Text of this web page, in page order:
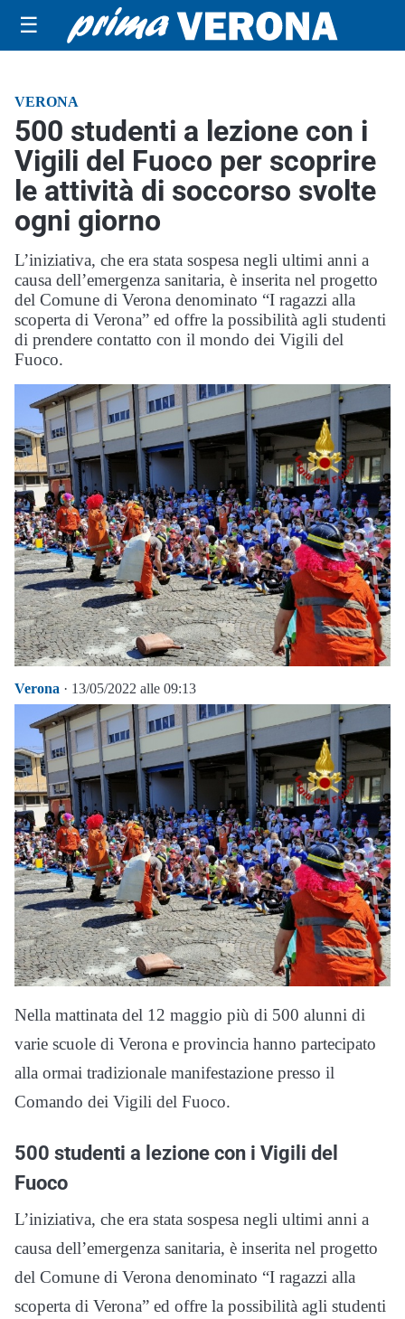
☰
VERONA
500 studenti a lezione con i
Vigili del Fuoco per scoprire
le attività di soccorso svolte
ogni giorno
L’iniziativa, che era stata sospesa negli ultimi anni a
causa dell’emergenza sanitaria, è inserita nel progetto
del Comune di Verona denominato “I ragazzi alla
scoperta di Verona” ed offre la possibilità agli studenti
di prendere contatto con il mondo dei Vigili del
Fuoco.
Verona · 13/05/2022 alle 09:13
Nella mattinata del 12 maggio più di 500 alunni di
varie scuole di Verona e provincia hanno partecipato
alla ormai tradizionale manifestazione presso il
Comando dei Vigili del Fuoco.
500 studenti a lezione con i Vigili del
Fuoco
L’iniziativa, che era stata sospesa negli ultimi anni a
causa dell’emergenza sanitaria, è inserita nel progetto
del Comune di Verona denominato “I ragazzi alla
scoperta di Verona” ed offre la possibilità agli studenti